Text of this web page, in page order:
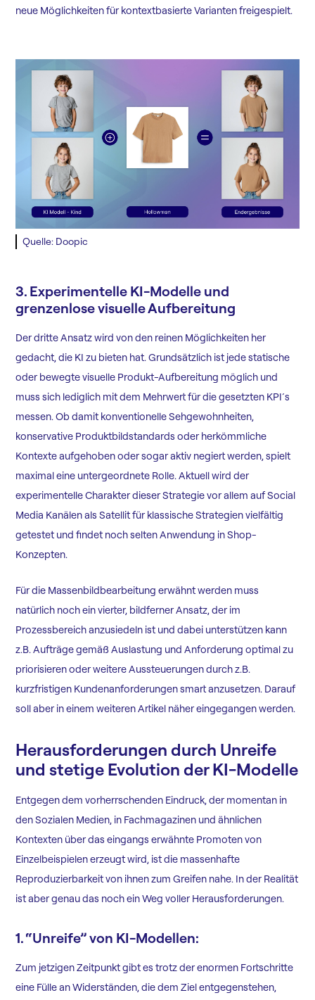
neue Möglichkeiten für kontextbasierte Varianten freigespielt.
Quelle: Doopic
3. Experimentelle KI-Modelle und
grenzenlose visuelle Aufbereitung
Der dritte Ansatz wird von den reinen Möglichkeiten her
gedacht, die KI zu bieten hat. Grundsätzlich ist jede statische
oder bewegte visuelle Produkt-Aufbereitung möglich und
muss sich lediglich mit dem Mehrwert für die gesetzten KPI´s
messen. Ob damit konventionelle Sehgewohnheiten,
konservative Produktbildstandards oder herkömmliche
Kontexte aufgehoben oder sogar aktiv negiert werden, spielt
maximal eine untergeordnete Rolle. Aktuell wird der
experimentelle Charakter dieser Strategie vor allem auf Social
Media Kanälen als Satellit für klassische Strategien vielfältig
getestet und findet noch selten Anwendung in Shop-
Konzepten.
Für die Massenbildbearbeitung erwähnt werden muss
natürlich noch ein vierter, bildferner Ansatz, der im
Prozessbereich anzusiedeln ist und dabei unterstützen kann
z.B. Aufträge gemäß Auslastung und Anforderung optimal zu
priorisieren oder weitere Aussteuerungen durch z.B.
kurzfristigen Kundenanforderungen smart anzusetzen. Darauf
soll aber in einem weiteren Artikel näher eingegangen werden.
Herausforderungen durch Unreife
und stetige Evolution der KI-Modelle
Entgegen dem vorherrschenden Eindruck, der momentan in
den Sozialen Medien, in Fachmagazinen und ähnlichen
Kontexten über das eingangs erwähnte Promoten von
Einzelbeispielen erzeugt wird, ist die massenhafte
Reproduzierbarkeit von ihnen zum Greifen nahe. In der Realität
ist aber genau das noch ein Weg voller Herausforderungen.
1. “Unreife” von KI-Modellen:
Zum jetzigen Zeitpunkt gibt es trotz der enormen Fortschritte
eine Fülle an Widerständen, die dem Ziel entgegenstehen,